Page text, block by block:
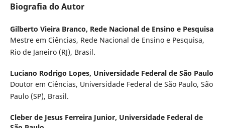
Biografia do Autor
Gilberto Vieira Branco, Rede Nacional de Ensino e Pesquisa
Mestre em Ciências, Rede Nacional de Ensino e Pesquisa,
Rio de Janeiro (RJ), Brasil.
Luciano Rodrigo Lopes, Universidade Federal de São Paulo
Doutor em Ciências, Universidade Federal de São Paulo, São
Paulo (SP), Brasil.
Cleber de Jesus Ferreira Junior, Universidade Federal de